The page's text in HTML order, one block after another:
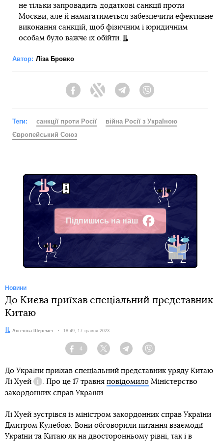
не тільки запровадить додаткові санкції проти
Москви, але й намагатиметься забезпечити ефективне
виконання санкцій, щоб фізичним і юридичним
особам було важче їх обійти.
Автор: Ліза Бровко
FacebookTwitter Telegram
Теги: санкції проти Росії
війна Росії з Україною
Європейський Союз
Підпишись на наш
Facebook
Новини
До Києва приїхав спеціальний представник
Китаю
Автор:
Ангеліна Шеремет Дата:
18:49, 17 травня 2023
Facebook
4
Twitter TelegramViber
До України приїхав спеціальний представник уряду Китаю
Лі Хуей
Довідка
. Про це 17 травня повідомило Міністерство
закордонних справ України.
Лі Хуей зустрівся із міністром закордонних справ України
Дмитром Кулебою. Вони обговорили питання взаємодії
України та Китаю як на двосторонньому рівні, так і в